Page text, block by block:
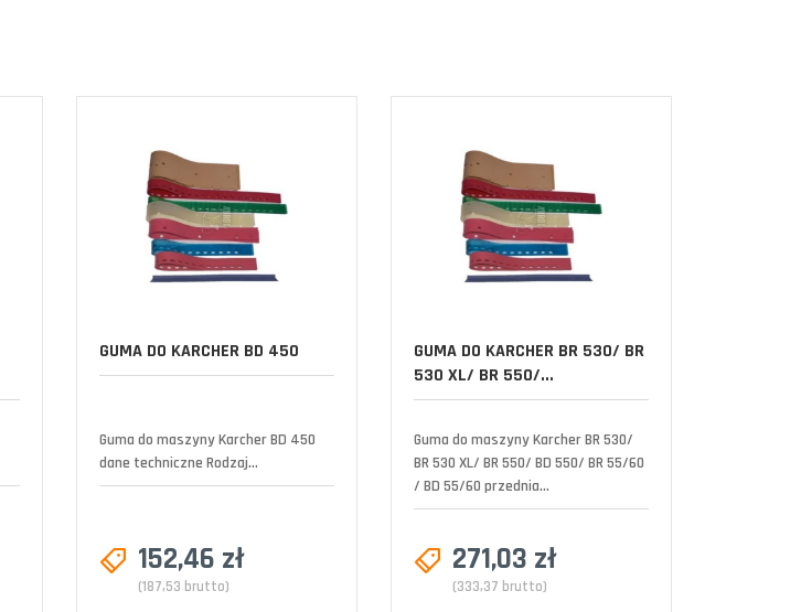
GUMA DO KARCHER BD 450
Guma do maszyny Karcher BD 450
dane techniczne Rodzaj...
152,46 zł
(187,53 brutto)
GUMA DO KARCHER BR 530/ BR
530 XL/ BR 550/...
Guma do maszyny Karcher BR 530/
BR 530 XL/ BR 550/ BD 550/ BR 55/60
/ BD 55/60 przednia...
271,03 zł
(333,37 brutto)